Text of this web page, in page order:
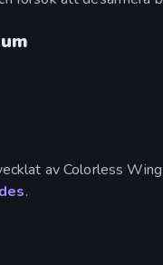
av Colorless
.